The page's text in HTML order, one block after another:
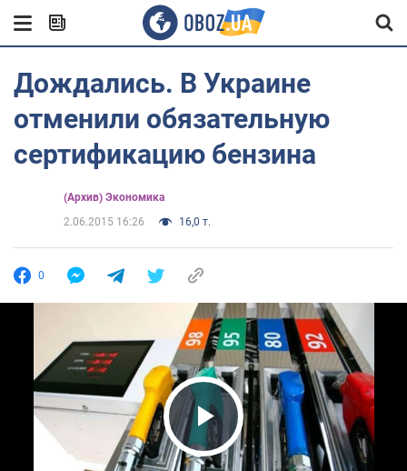
Дождались. В Украине
отменили обязательную
сертификацию бензина
(Архив) Экономика
2.06.2015 16:26
16,0 т.
0
Play Video